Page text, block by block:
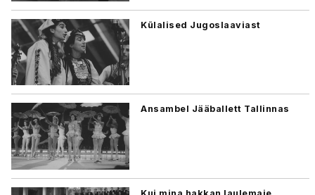
Külalised Jugoslaaviast
Ansambel Jääballett Tallinnas
Kui mina hakkan laulemaie